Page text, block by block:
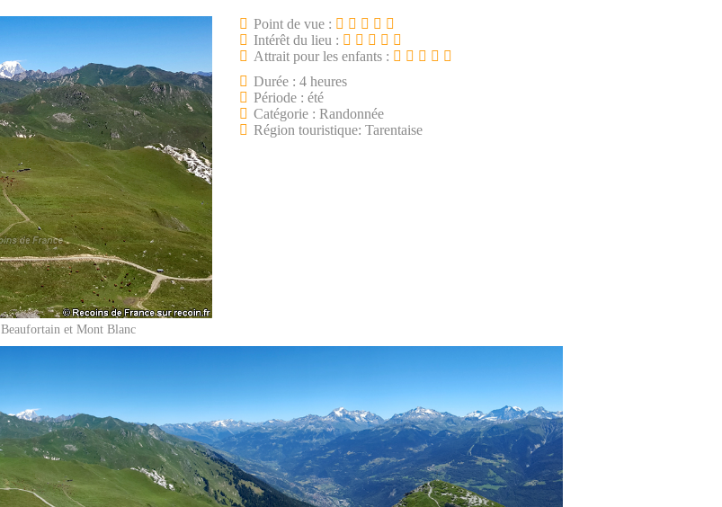
Beaufortain et Mont Blanc
Point de vue :
Intérêt du lieu :
Attrait pour les enfants :
Durée : 4 heures
Période : été
Catégorie : Randonnée
Région touristique: Tarentaise